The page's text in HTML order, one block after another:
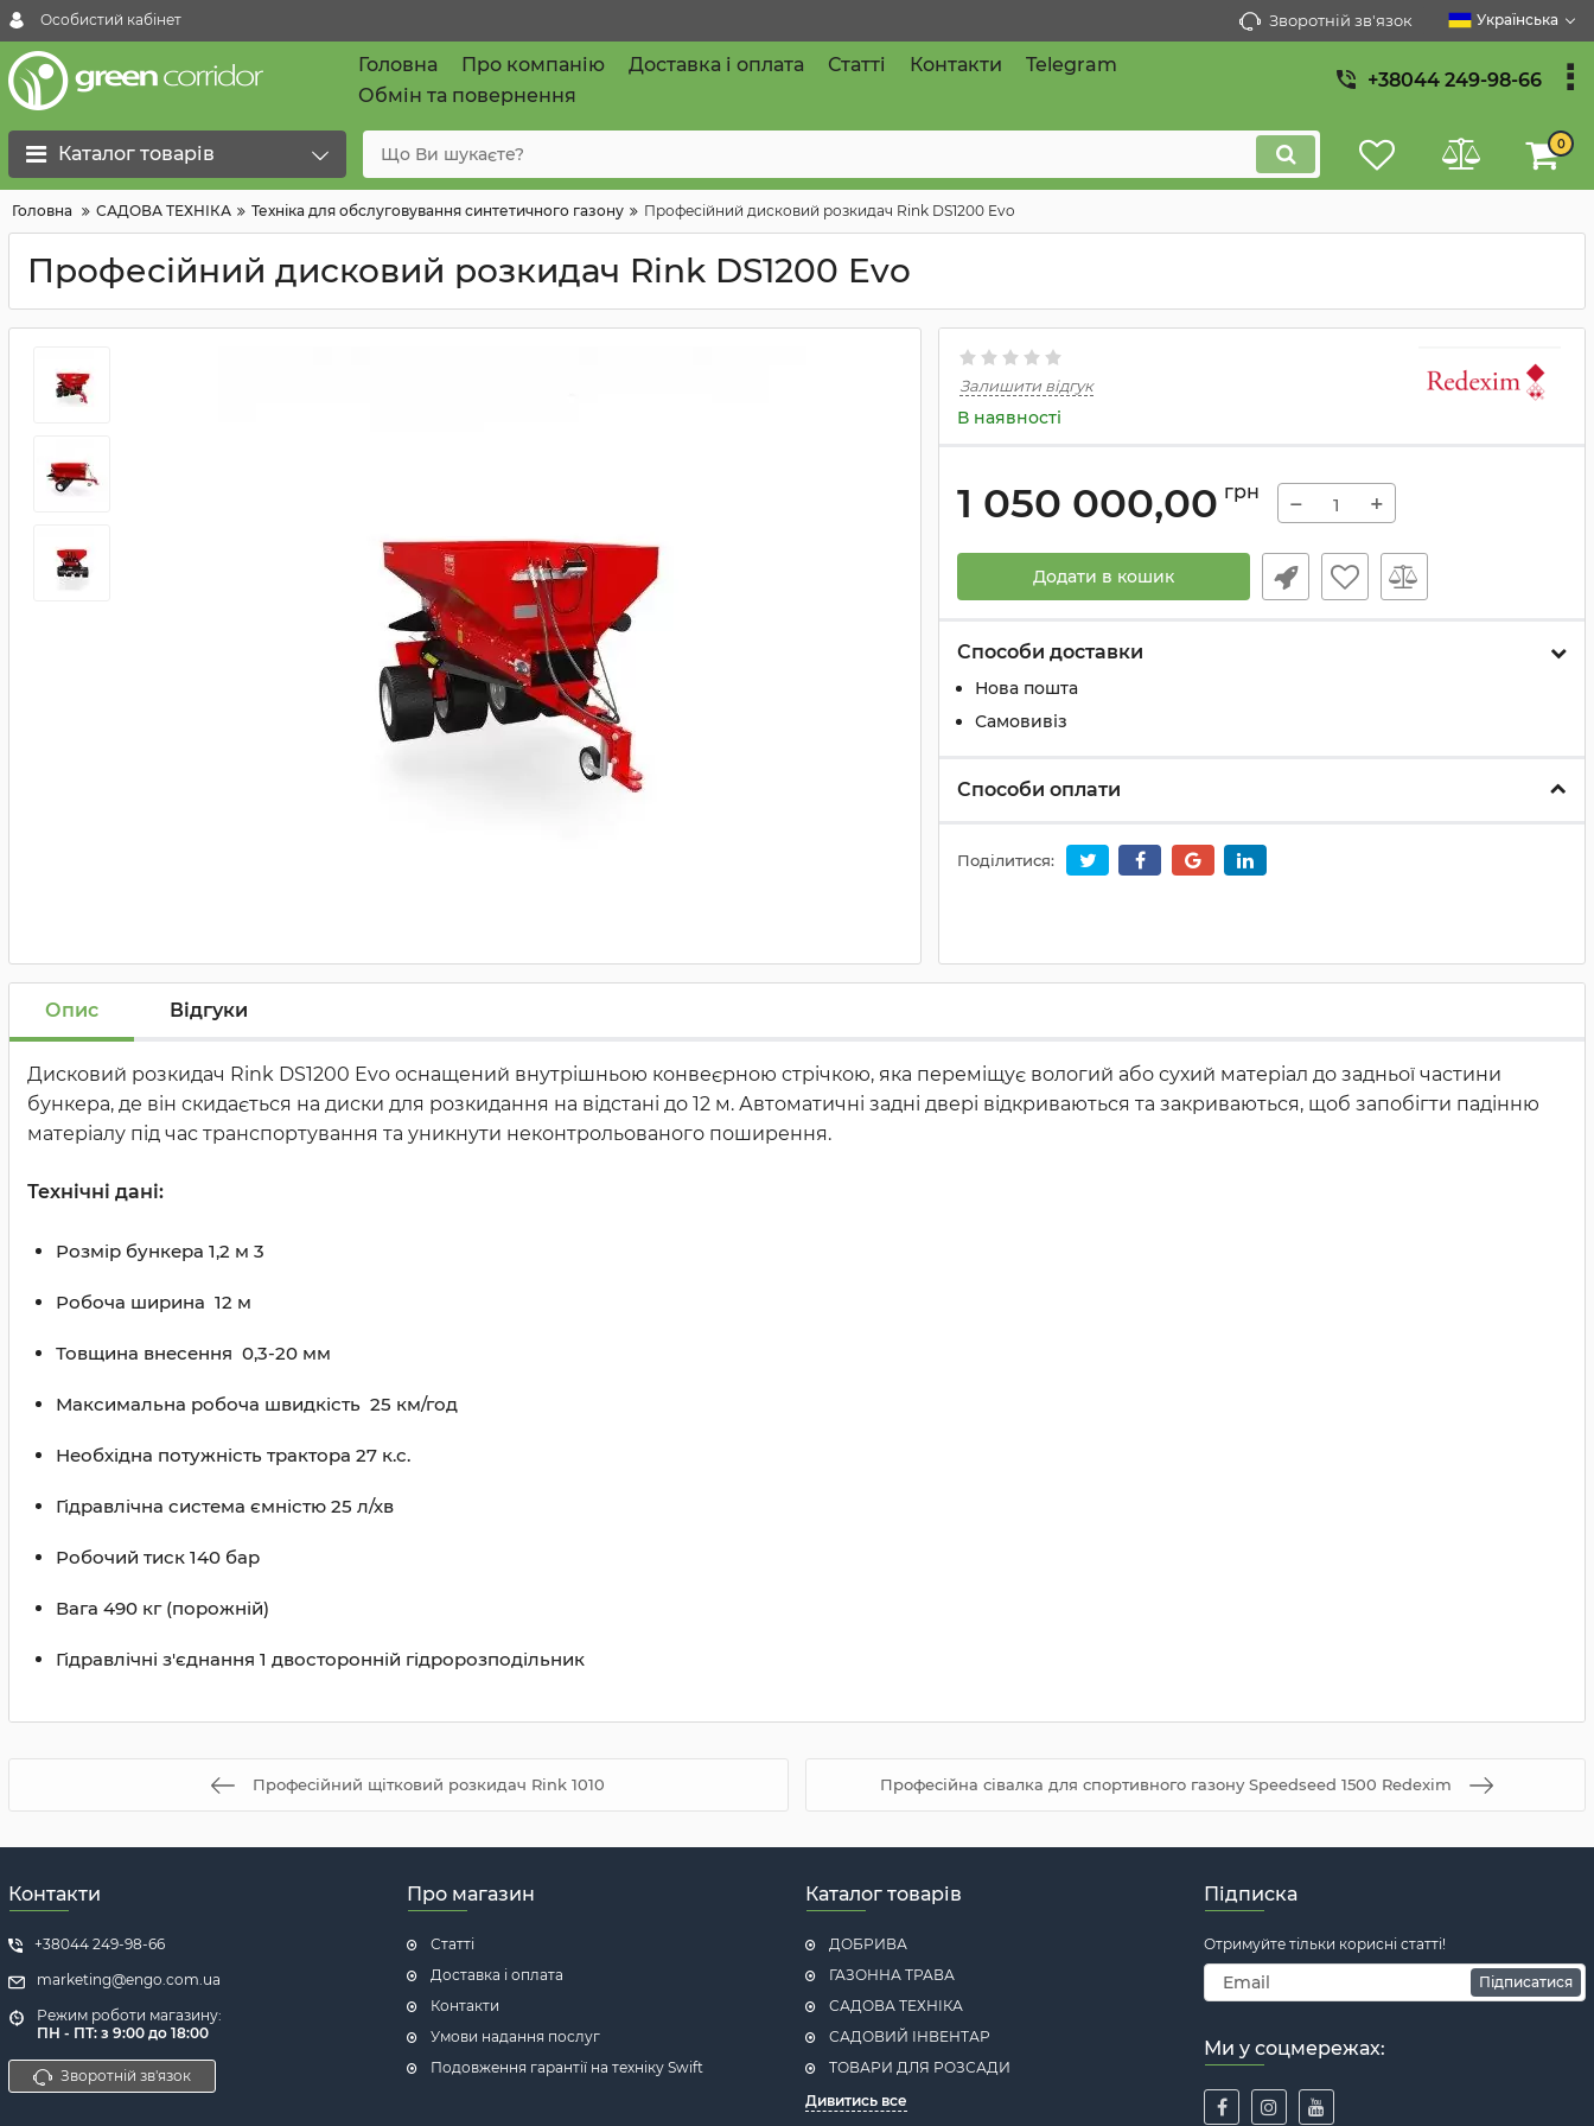
Особистий кабінет Зворотній зв'язок Українська
Головна Про компанію Доставка і оплата Статті Контакти
Telegram
Обмін та повернення
+38044 249-98-66
Каталог товарів 0
Головна САДОВА ТЕХНІКА Техніка для обслуговування синтетичного газону Професійний дисковий розкидач Rink DS1200 Evo
Професійний дисковий розкидач Rink DS1200 Evo
Залишити відгук
В наявності
1 050 000,00 грн − +
Додати в кошик
Способи доставки
Нова пошта
Самовивіз
Способи оплати
Поділитися:
Опис Відгуки
Дисковий розкидач Rink DS1200 Evo оснащений внутрішньою конвеєрною стрічкою, яка переміщує вологий або сухий матеріал до задньої частини
бункера, де він скидається на диски для розкидання на відстані до 12 м. Автоматичні задні двері відкриваються та закриваються, щоб запобігти падінню
матеріалу під час транспортування та уникнути неконтрольованого поширення.
Технічні дані:
Розмір бункера 1,2 м 3
Робоча ширина 12 м
Товщина внесення 0,3-20 мм
Максимальна робоча швидкість 25 км/год
Необхідна потужність трактора 27 к.с.
Гідравлічна система ємністю 25 л/хв
Робочий тиск 140 бар
Вага 490 кг (порожній)
Гідравлічні з'єднання 1 двосторонній гідророзподільник
Професійний щітковий розкидач Rink 1010 Професійна сівалка для спортивного газону Speedseed 1500 Redexim
Контакти
+38044 249-98-66
marketing@engo.com.ua
Режим роботи магазину:
ПН - ПТ: з 9:00 до 18:00
Зворотній зв'язок
Про магазин
Статті
Доставка і оплата
Контакти
Умови надання послуг
Подовження гарантії на техніку Swift
Каталог товарів
ДОБРИВА
ГАЗОННА ТРАВА
САДОВА ТЕХНІКА
САДОВИЙ ІНВЕНТАР
ТОВАРИ ДЛЯ РОЗСАДИ
Дивитись все
Підписка
Отримуйте тільки корисні статті!
Підписатися
Ми у соцмережах: